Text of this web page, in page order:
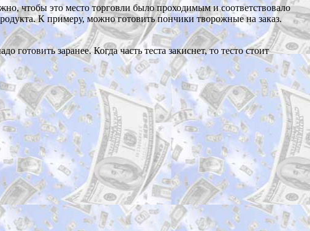
чтобы это место торговли было проходимым и соответствовало
К примеру, можно готовить пончики творожные на заказ.
заранее. Когда часть теста закиснет, то тесто стоит